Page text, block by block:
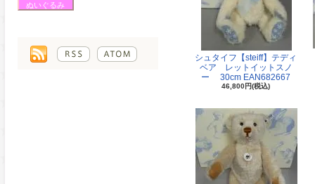
ぬいぐるみ
シュタイフ【steiff】テディ
ベア レットイットスノ
ー 30cm EAN682667
46,800円(税込)